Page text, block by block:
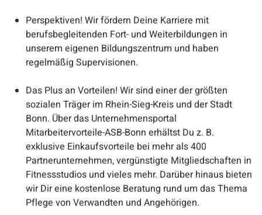
Perspektiven! Wir fördern Deine Karriere mit
berufsbegleitenden Fort- und Weiterbildungen in
unserem eigenen Bildungszentrum und haben
regelmäßig Supervisionen.
Das Plus an Vorteilen! Wir sind einer der größten
sozialen Träger im Rhein-Sieg-Kreis und der Stadt
Bonn. Über das Unternehmensportal
Mitarbeitervorteile-ASB-Bonn erhältst Du z. B.
exklusive Einkaufsvorteile bei mehr als 400
Partnerunternehmen, vergünstigte Mitgliedschaften in
Fitnessstudios und vieles mehr. Darüber hinaus bieten
wir Dir eine kostenlose Beratung rund um das Thema
Pflege von Verwandten und Angehörigen.